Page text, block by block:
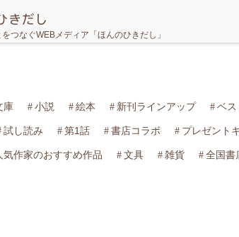
つなぐWEBメディア「ほんのひきだし」
庫 小説 絵本 新刊ラインアップ ベス
試し読み 第1話 書店コラボ プレゼント
気作家のおすすめ作品 文具 雑貨 全国書